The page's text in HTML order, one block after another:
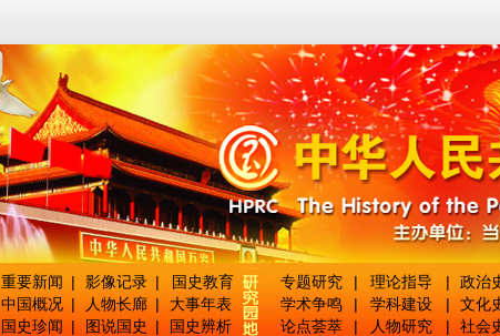
重要新闻 | 影像记录 |
国史教育
中国概况 | 人物长廊 |
大事年表
国史珍闻 | 图说国史 | 国史辨析
专题研究 | 理论指导 | 政治
学术争鸣
| 学科建设 | 文化
论点荟萃
| 人物研究 | 社会